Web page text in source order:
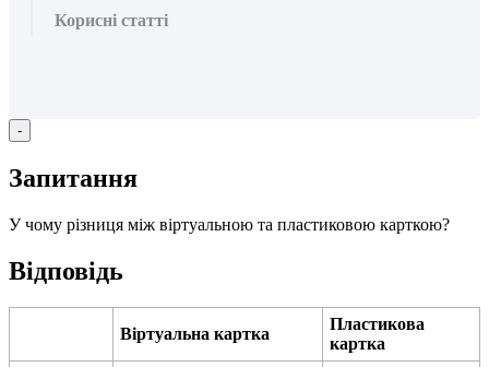
Корисні статті
-
Запитання
У чому різниця між віртуальною та пластиковою карткою?
Відповідь
Віртуальна картка
Пластикова
картка